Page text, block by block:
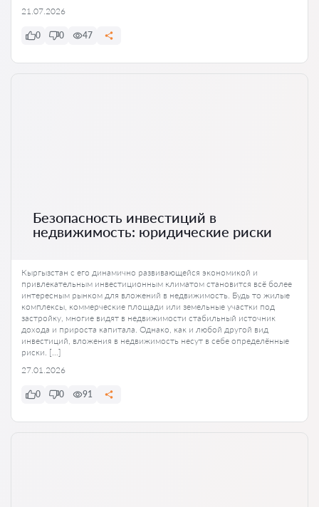
21.07.2026
0 0 47
Безопасность инвестиций в
недвижимость: юридические риски
Кыргызстан с его динамично развивающейся экономикой и
привлекательным инвестиционным климатом становится всё более
интересным рынком для вложений в недвижимость. Будь то жилые
комплексы, коммерческие площади или земельные участки под
застройку, многие видят в недвижимости стабильный источник
дохода и прироста капитала. Однако, как и любой другой вид
инвестиций, вложения в недвижимость несут в себе определённые
риски. […]
27.01.2026
0 0 91